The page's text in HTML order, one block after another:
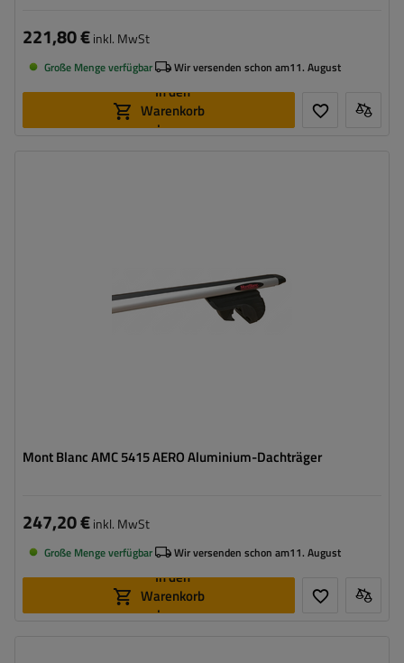
221,80 €inkl. MwSt
Große Menge verfügbar Wir versenden schon am11. August
In den
Warenkorb
legen
Mont Blanc AMC 5415 AERO Aluminium-Dachträger
247,20 €inkl. MwSt
Große Menge verfügbar Wir versenden schon am11. August
In den
Warenkorb
legen